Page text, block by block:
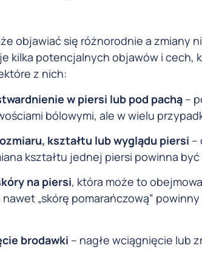
objawiać się różnorodnie a zmiany
kilka potencjalnych objawów i
z nich:
w piersi lub pod pachą –
bólowymi, ale w wielu
kształtu lub wyglądu piersi –
kształtu jednej piersi powinna
na piersi, która może to
nawet „skórę pomarańczową”
brodawki – nagłe wciągnięcie lub